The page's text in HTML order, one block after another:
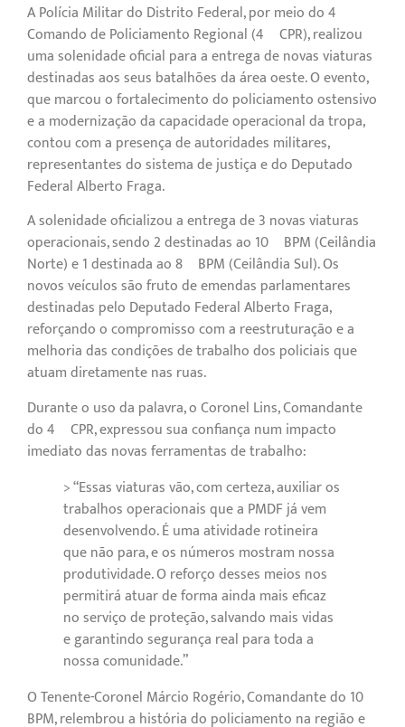
A Polícia Militar do Distrito Federal, por meio do 4º
Comando de Policiamento Regional (4º CPR), realizou
uma solenidade oficial para a entrega de novas viaturas
destinadas aos seus batalhões da área oeste. O evento,
que marcou o fortalecimento do policiamento ostensivo
e a modernização da capacidade operacional da tropa,
contou com a presença de autoridades militares,
representantes do sistema de justiça e do Deputado
Federal Alberto Fraga.
A solenidade oficializou a entrega de 3 novas viaturas
operacionais, sendo 2 destinadas ao 10º BPM (Ceilândia
Norte) e 1 destinada ao 8º BPM (Ceilândia Sul). Os
novos veículos são fruto de emendas parlamentares
destinadas pelo Deputado Federal Alberto Fraga,
reforçando o compromisso com a reestruturação e a
melhoria das condições de trabalho dos policiais que
atuam diretamente nas ruas.
Durante o uso da palavra, o Coronel Lins, Comandante
do 4º CPR, expressou sua confiança num impacto
imediato das novas ferramentas de trabalho:
> “Essas viaturas vão, com certeza, auxiliar os
trabalhos operacionais que a PMDF já vem
desenvolvendo. É uma atividade rotineira
que não para, e os números mostram nossa
produtividade. O reforço desses meios nos
permitirá atuar de forma ainda mais eficaz
no serviço de proteção, salvando mais vidas
e garantindo segurança real para toda a
nossa comunidade.”
O Tenente-Coronel Márcio Rogério, Comandante do 10º
BPM, relembrou a história do policiamento na região e